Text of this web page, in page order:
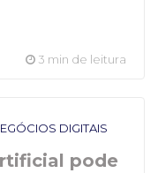
3 min de leitura
DIGITAIS
pode